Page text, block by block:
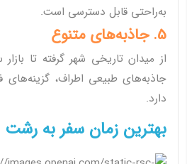
به‌راحتی قابل دسترسی است.
5. جاذبه‌های متنوع
از میدان تاریخی شهر گرفته تا
جاذبه‌های طبیعی اطراف، گزینه‌های
دارد.
بهترین زمان سفر به رشت